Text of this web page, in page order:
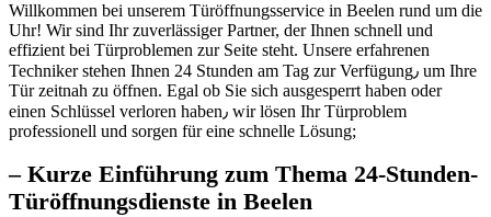
Willkommen bei unserem Türöffnungsservice in Beelen rund um die
Uhr!​ Wir sind Ihr zuverlässiger Partner, der Ihnen schnell und
effizient bei Türproblemen zur Seite steht.​ Unsere erfahrenen
Techniker stehen Ihnen 24 Stunden am Tag zur Verfügung٫ um Ihre
Tür zeitnah zu öffnen.​ Egal ob Sie sich ausgesperrt haben oder
einen Schlüssel verloren haben٫ wir lösen Ihr Türproblem
professionell und sorgen für eine schnelle Lösung;
– Kurze Einführung zum Thema 24-Stunden-
Türöffnungsdienste in Beelen